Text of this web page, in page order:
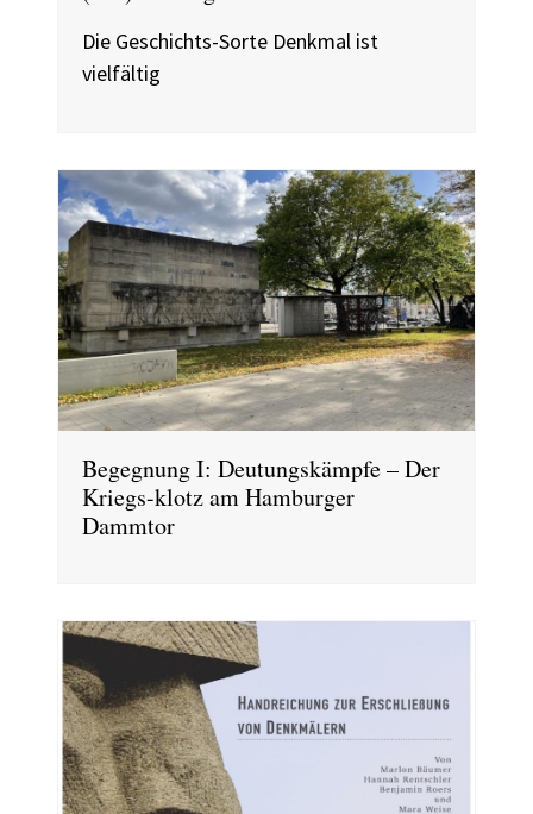
Die Geschichts-Sorte Denkmal ist
vielfältig
Begegnung I: Deutungskämpfe – Der
Kriegs-klotz am Hamburger
Dammtor